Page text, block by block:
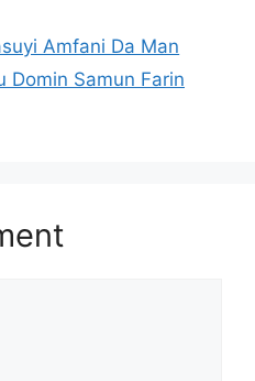
Amfani Da Man
Domin Samun Farin